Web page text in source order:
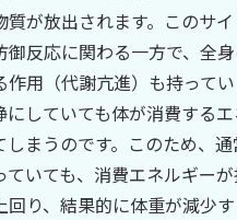
質が放出されます。このサ
御反応に関わる一方で、全
用（代謝亢進）も持ってい
にしていても体が消費する
しまうのです。このため、通
ていても、消費エネルギー
回り、結果的に体重が減少